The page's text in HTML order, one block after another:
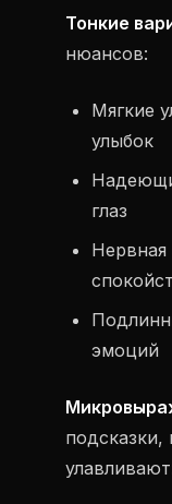
Тонкие
нюансов:
Мягкие
улыбок
глаз
Нервная
эмоций
подсказки,